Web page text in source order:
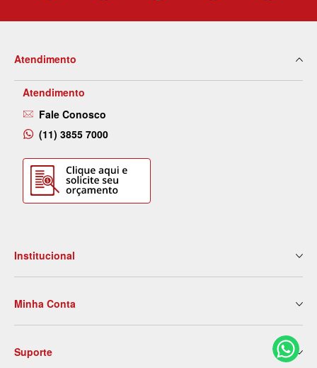
Atendimento
Atendimento
Fale Conosco
(11) 3855 7000
Institucional
Nossas Lojas
Serviços
Blog
Minha Conta
2ª Via de Boleto
Suporte